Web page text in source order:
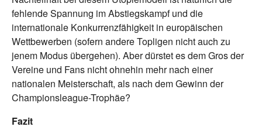
fehlende Spannung im Abstiegskampf und die
internationale Konkurrenzfähigkeit in europäischen
Wettbewerben (sofern andere Topligen nicht auch zu
jenem Modus übergehen). Aber dürstet es dem Gros der
Vereine und Fans nicht ohnehin mehr nach einer
nationalen Meisterschaft, als nach dem Gewinn der
Championsleague-Trophäe?
Fazit